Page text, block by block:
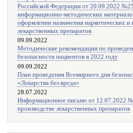
Российской Федерации от 20.09.2022
информационно-методических
оформлении назначения наркотических
лекарственных препаратов
09.09.2022
Методические рекомендации по
безопасности пациентов в 2022 году
09.09.2022
План проведения Всемирного дня
«Лекарства без вреда»
28.07.2022
Информационное письмо от 12.07.2022
производстве лекарственных препаратов